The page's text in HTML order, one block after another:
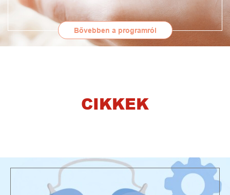
Bővebben a programról
CIKKEK